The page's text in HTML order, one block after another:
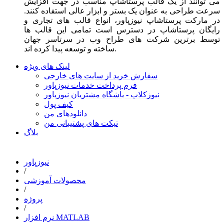
سرعت طراحی به عنوان یک بستر و ابزار عالی استفاده کنند.
در مارکت پرستاشاپ نیوزپاور، انواع قالب های تجاری و
رایگان پرستاشاپ در دسترس است تمامی این قالب ها
توسط برترین شرکت های طراح وب در سرتاسر جهان
ساخته و توسعه پیدا کرده اند.
لینک های ویژه
سفارش خرید از سایت های خارجی
فرم پرداخت خدمات نیوزپاور
نیوزکلاب - باشگاه مشتریان نیوزپاور
کیف پول
دانلودهای من
تیکت های پشتیبانی من
بلاگ
نیوزپاور
/
محصولات آموزشی
/
پروژه
/
نرم افزار MATLAB